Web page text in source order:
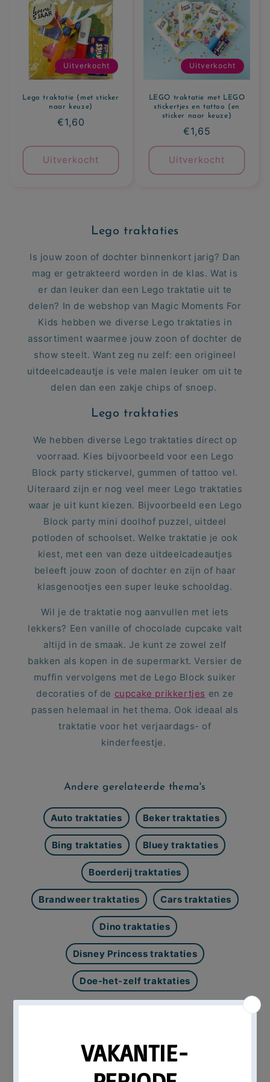
Uitverkocht
Lego traktatie (met sticker
naar keuze)
Normale
€1,60
Uitverkocht
Uitverkocht
LEGO traktatie met LEGO
stickertjes en tattoo (en
sticker naar keuze)
Normale
prijs
€1,65
Uitverkocht
Lego traktaties
Is jouw zoon of dochter binnenkort jarig? Dan
mag er getrakteerd worden in de klas. Wat is
er dan leuker dan een Lego traktatie uit te
delen? In de webshop van Magic Moments For
Kids hebben we diverse Lego traktaties in
assortiment waarmee jouw zoon of dochter de
show steelt. Want zeg nu zelf: een origineel
uitdeelcadeautje is vele malen leuker om uit te
delen dan een zakje chips of snoep.
Lego traktaties
We hebben diverse Lego traktaties direct op
voorraad. Kies bijvoorbeeld voor een Lego
Block party stickervel, gummen of tattoo vel.
Uiteraard zijn er nog veel meer Lego traktaties
waar je uit kunt kiezen. Bijvoorbeeld een Lego
Block party mini doolhof puzzel, uitdeel
potloden of schoolset. Welke traktatie je ook
kiest, met een van deze uitdeelcadeautjes
beleeft jouw zoon of dochter en zijn of haar
klasgenootjes een super leuke schooldag.
Wil je de traktatie nog aanvullen met iets
lekkers? Een vanille of chocolade cupcake valt
altijd in de smaak. Je kunt ze zowel zelf
bakken als kopen in de supermarkt. Versier de
muffin vervolgens met de Lego Block suiker
decoraties of de cupcake prikkertjes en ze
passen helemaal in het thema. Ook ideaal als
traktatie voor het verjaardags- of
kinderfeestje.
Andere gerelateerde thema's
Auto traktaties Beker traktaties
Bing traktaties Bluey traktaties
Boerderij traktaties
Brandweer traktaties Cars traktaties
Dino traktaties
Disney Princess traktaties
Doe-het-zelf traktaties